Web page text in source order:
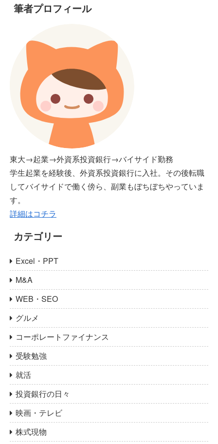
筆者プロフィール
東大→起業→外資系投資銀行→バイサイド勤務
学生起業を経験後、外資系投資銀行に入社。その後転職
してバイサイドで働く傍ら、副業もぼちぼちやっていま
す。
詳細はコチラ
カテゴリー
Excel・PPT
M&A
WEB・SEO
グルメ
コーポレートファイナンス
受験勉強
就活
投資銀行の日々
映画・テレビ
株式現物